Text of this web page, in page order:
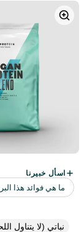
نباتي (لا يتناول